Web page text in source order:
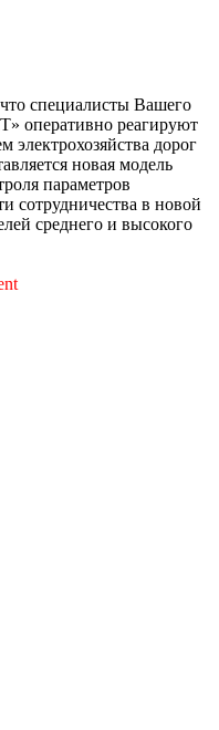
специалисты Вашего
оперативно реагируют
электрохозяйства дорог
новая модель
параметров
сотрудничества в новой
среднего и высокого